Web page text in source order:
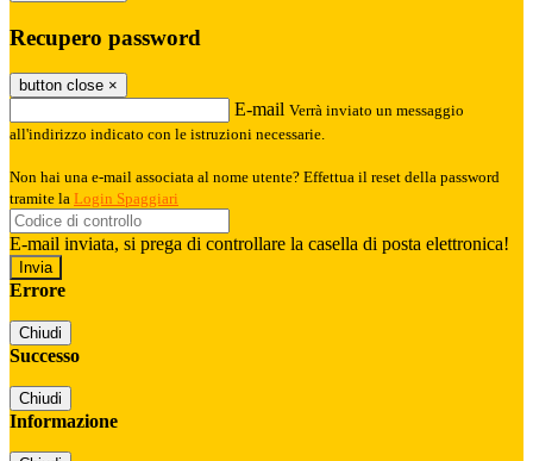
Recupero password
button close ×
E-mail Verrà inviato un messaggio
all'indirizzo indicato con le istruzioni necessarie.
Non hai una e-mail associata al nome utente? Effettua il reset della password
tramite la Login Spaggiari
E-mail inviata, si prega di controllare la casella di posta elettronica!
Errore
Chiudi
Successo
Chiudi
Informazione